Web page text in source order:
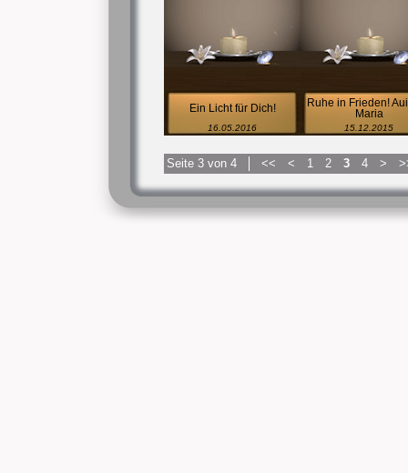
Ein Licht für Dich!
16.05.2016
Ruhe in Frieden!
Maria
15.12.2015
Seite 3 von 4 << < 1 2 3 4 >